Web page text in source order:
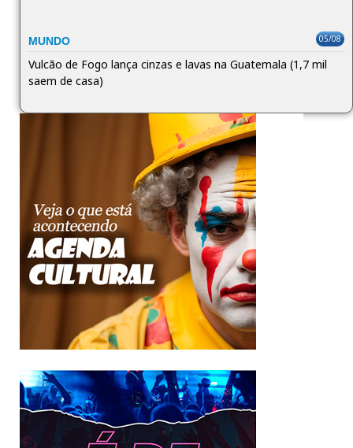
MUNDO 05/08
Vulcão de Fogo lança cinzas e lavas na Guatemala (1,7 mil
saem de casa)